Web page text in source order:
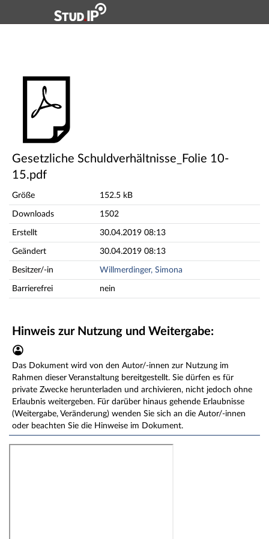
Hauptnavigation
Gesetzliche Schuldverhältnisse_Folie 10-15.pdf
Gesetzliche Schuldverhältnisse_Folie 10-
15.pdf
Größe 152.5 kB
Downloads 1502
Erstellt 30.04.2019 08:13
Geändert 30.04.2019 08:13
Besitzer/-in Willmerdinger, Simona
Barrierefrei nein
Hinweis zur Nutzung und Weitergabe:
Das Dokument wird von den Autor/-innen zur Nutzung im
Rahmen dieser Veranstaltung bereitgestellt. Sie dürfen es für
private Zwecke herunterladen und archivieren, nicht jedoch ohne
Erlaubnis weitergeben. Für darüber hinaus gehende Erlaubnisse
(Weitergabe, Veränderung) wenden Sie sich an die Autor/-innen
oder beachten Sie die Hinweise im Dokument.